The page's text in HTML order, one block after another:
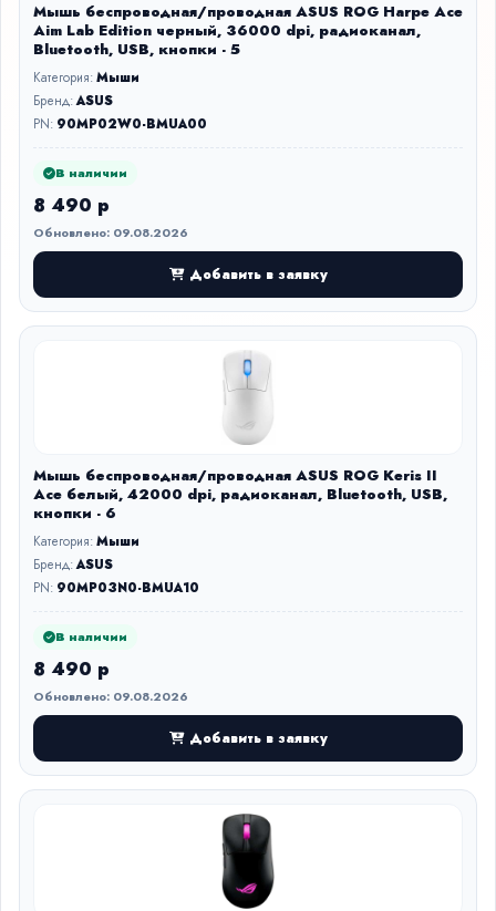
Мышь беспроводная/проводная ASUS ROG Harpe Ace
Aim Lab Edition черный, 36000 dpi, радиоканал,
Bluetooth, USB, кнопки - 5
Категория:Мыши
Бренд:ASUS
PN: 90MP02W0-BMUA00
В наличии
8 490 р
Обновлено: 09.08.2026
Добавить в заявку
Мышь беспроводная/проводная ASUS ROG Keris II
Ace белый, 42000 dpi, радиоканал, Bluetooth, USB,
кнопки - 6
Категория:Мыши
Бренд:ASUS
PN: 90MP03N0-BMUA10
В наличии
8 490 р
Обновлено: 09.08.2026
Добавить в заявку